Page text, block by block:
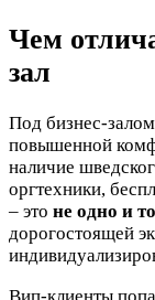
Чем
зал
Под бизнес-
повышенной
наличие
оргтехники,
– это не одно и
дорогостоящей